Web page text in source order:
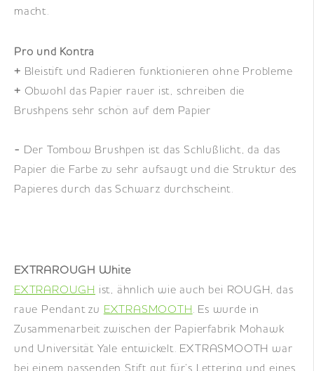
macht.
Pro und Kontra
+ Bleistift und Radieren funktionieren ohne Probleme
+ Obwohl das Papier rauer ist, schreiben die
Brushpens sehr schön auf dem Papier
- Der Tombow Brushpen ist das Schlußlicht, da das
Papier die Farbe zu sehr aufsaugt und die Struktur des
Papieres durch das Schwarz durchscheint.
EXTRAROUGH White
EXTRAROUGH ist, ähnlich wie auch bei ROUGH, das
raue Pendant zu EXTRASMOOTH. Es wurde in
Zusammenarbeit zwischen der Papierfabrik Mohawk
und Universität Yale entwickelt. EXTRASMOOTH war